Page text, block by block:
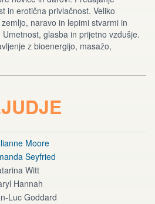
in erotična privlačnost. Veliko
naravo in lepimi stvarmi in
glasba in prijetno vzdušje.
z bioenergijo, masažo,
Moore
Seyfried
Witt
Hannah
Luc Goddard